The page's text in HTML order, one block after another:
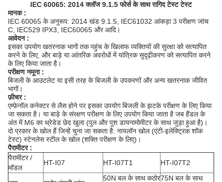
IEC 60065: 2014 क्लॉज 9.1.5 फोर्स के साथ रागिद टेस्ट टेस्ट
मानक :
IEC 60065 के अनुरूप: 2014 खंड 9.1.5, IEC61032 आंकड़ा 3 परीक्षण जांच
C, IEC529 IPX3, IEC60065 और आदि।
आवेदन :
इसका उपयोग खतरनाक भागों तक पहुंच के खिलाफ व्यक्तियों की सुरक्षा को सत्यापित
करने के लिए, और बाड़े या आंतरिक अवरोधों में यांत्रिक सुदृढ़ीकरण को सत्यापित करने
के लिए किया जाता है।
परीक्षण नमूना :
बिजली के आउटलेट या इसी तरह के बिजली के उपकरणों और अन्य खतरनाक जीवित
भागों।
फ़ीचर :
एम्फ़ेनॉल कनेक्टर से लैस होने पर इसका उपयोग बिजली के झटके परीक्षण के लिए किया
जा सकता है। या बाड़े के संरक्षण परीक्षण के लिए उपयोग किया जाता है जब हैंडल के
अंत में M6 का थ्रेडेड छेद खुला (पुल और पुश डायनामोमीटर के साथ जुड़ा हुआ है)।
दो प्रकार के खोल हैं जिन्हें चुना जा सकता है: नायलॉन खोल (एंटी-इलेक्ट्रिक शॉक
टेस्ट) स्टेनलेस स्टील के खोल (शक्ति परीक्षण के लिए)।
पैरामीटर :
पैरामीटर /
मॉडल
HT-I07 HT-I07T1 HT-I07T2
50N बल के साथ कठोर75N बल के साथ